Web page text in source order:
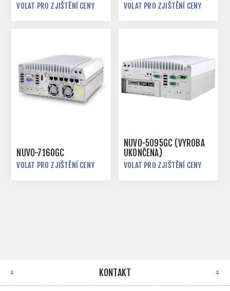
VOLAT PRO ZJIŠTĚNÍ CENY VOLAT PRO ZJIŠTĚNÍ CENY
NUVO-7160GC
VOLAT PRO ZJIŠTĚNÍ CENY
NUVO-5095GC (VÝROBA
UKONČENA)
VOLAT PRO ZJIŠTĚNÍ CENY
KONTAKT